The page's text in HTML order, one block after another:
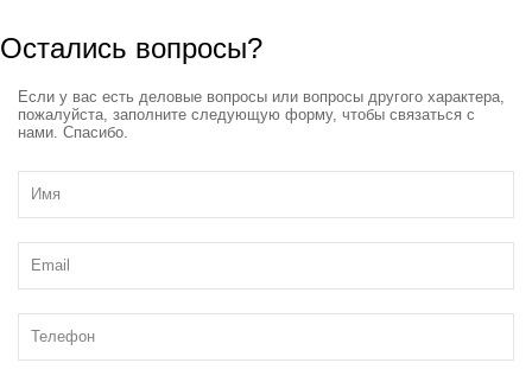
Остались вопросы?
Если у вас есть деловые вопросы или вопросы другого характера,
пожалуйста, заполните следующую форму, чтобы связаться с
нами. Спасибо.